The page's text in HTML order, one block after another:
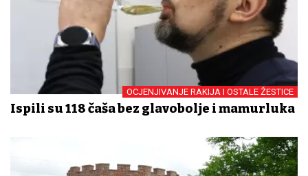
OCJENJIVANJE RAKIJA I OSTALE ŽESTICE
Ispili su 118 čaša bez glavobolje i mamurluka